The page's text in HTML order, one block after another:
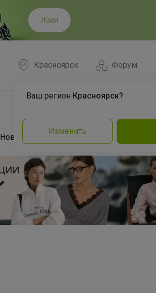
Жми
Форум
Красноярск
Ваш регион Красноярск?
Изменить
Новости Команда